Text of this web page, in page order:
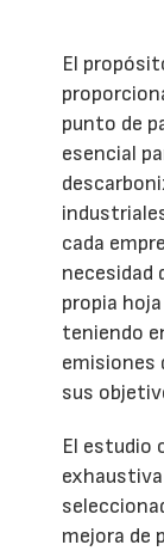
El
punto de
esencial
cada
necesidad
propia
teniendo
emisiones
sus
El estudio
mejora de